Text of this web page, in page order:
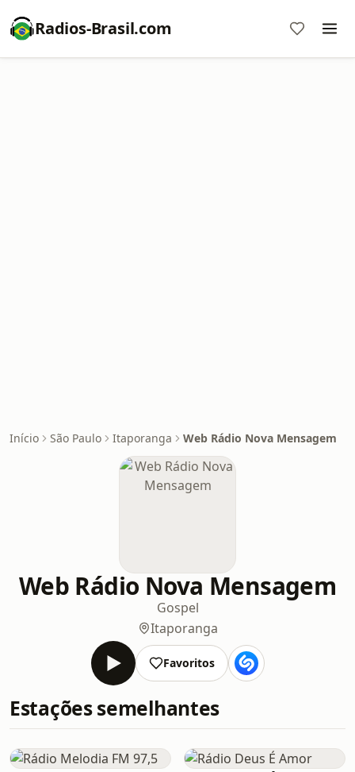
Radios-Brasil.com
Início São Paulo Itaporanga Web Rádio Nova Mensagem
Web Rádio Nova Mensagem
Gospel
Itaporanga
Favoritos
Estações semelhantes